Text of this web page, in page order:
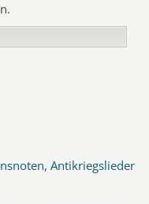
Antikriegslieder